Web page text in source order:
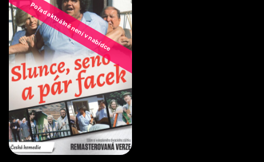
Pořad aktuálně není v nabídce